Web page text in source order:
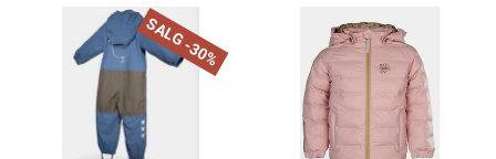
SALG -30%